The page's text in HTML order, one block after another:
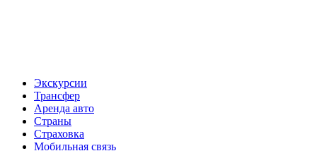
Экскурсии
Трансфер
Аренда авто
Страны
Страховка
Мобильная связь